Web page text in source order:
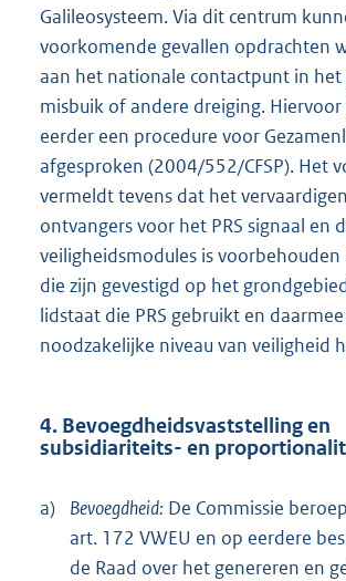
Galileosysteem. Via dit centrum
voorkomende gevallen opdrachten
aan het nationale contactpunt in het
misbuik of andere dreiging. Hiervoor
eerder een procedure voor
afgesproken (2004/552/CFSP). Het
vermeldt tevens dat het
ontvangers voor het PRS signaal en
veiligheidsmodules is
die zijn gevestigd op het
lidstaat die PRS gebruikt en
noodzakelijke niveau van veiligheid
4. Bevoegdheidsvaststelling en
subsidiariteits- en
a) Bevoegdheid: De Commissie
art. 172 VWEU en op eerdere
de Raad over het genereren en